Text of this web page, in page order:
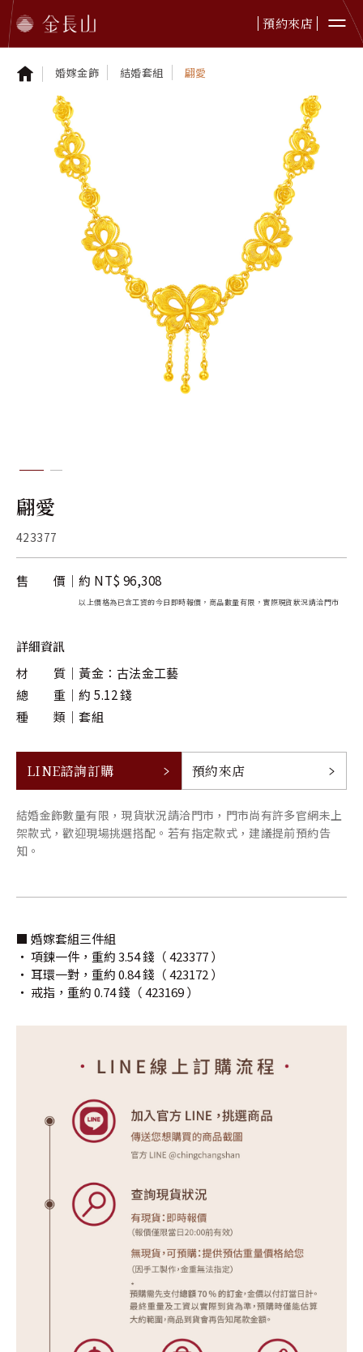
婚嫁金飾
純金首飾
預約來店
婚嫁金飾 結婚套組 翩愛
翩愛
423377
售 價 約 NT$ 96,308
以上價格為已含工資的今日即時報價，商品數量有限，實際現貨狀況請洽門市
詳細資訊
材 質
黃金：古法金工藝
總 重
約 5.12 錢
種 類
套組
LINE諮詢訂購 預約來店
結婚金飾數量有限，現貨狀況請洽門市，門市尚有許多官網未上
架款式，歡迎現場挑選搭配。若有指定款式，建議提前預約告
知。
■ 婚嫁套組三件組
‧ 項鍊一件，重約 3.54 錢（ 423377 ）
‧ 耳環一對，重約 0.84 錢（ 423172 ）
‧ 戒指，重約 0.74 錢（ 423169 ）